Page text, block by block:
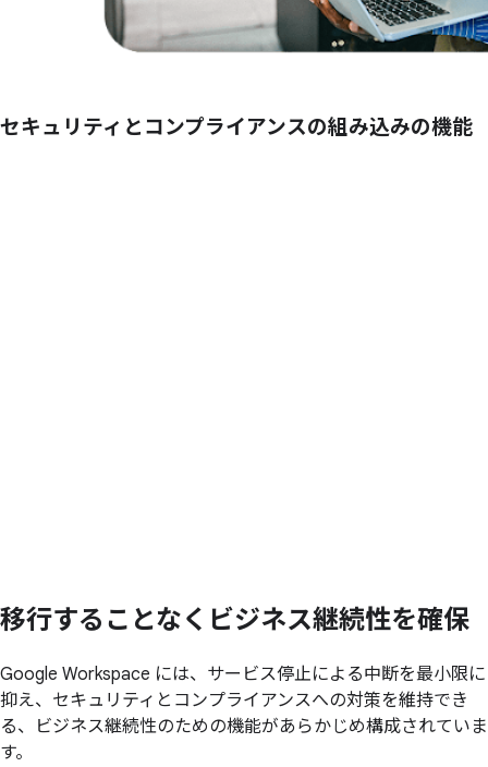
セキュリティと コンプライアンスの組み込みの機能
移行することなくビジネス継続性を確保
Google Workspace には、サービス停止による中断を最小限に
抑え、セキュリティとコンプライアンスへの対策を維持でき
る、ビジネス継続性のための機能があらかじめ構成されていま
す。